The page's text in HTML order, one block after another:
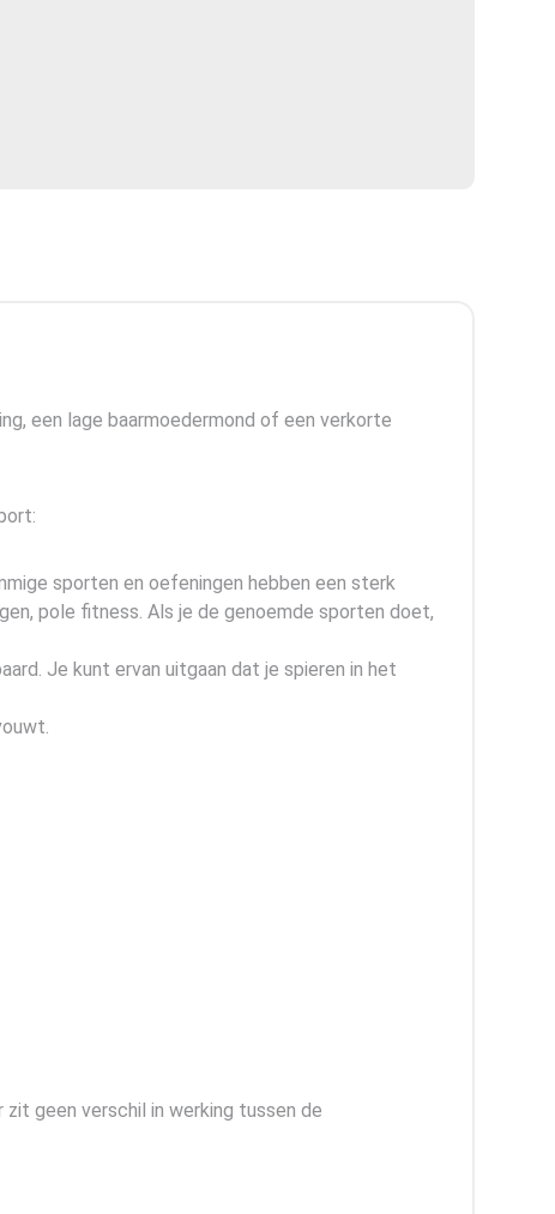
een lage baarmoedermond of een verkorte
sporten en oefeningen hebben een sterk
pole fitness. Als je de genoemde sporten doet,
Je kunt ervan uitgaan dat je spieren in het
geen verschil in werking tussen de